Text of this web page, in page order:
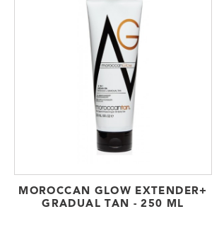
MOROCCAN GLOW EXTENDER+
GRADUAL TAN - 250 ML